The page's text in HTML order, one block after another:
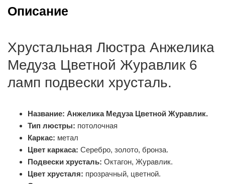
Описание
Хрустальная Люстра Анжелика
Медуза Цветной Журавлик 6
ламп подвески хрусталь.
Название: Анжелика Медуза Цветной Журавлик.
Тип люстры: потолочная
Каркас: метал
Цвет каркаса: Серебро, золото, бронза.
Подвески хрусталь: Октагон, Журавлик.
Цвет хрусталя: прозрачный, цветной.